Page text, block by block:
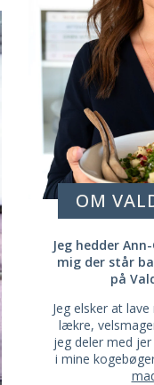
OM
Jeg hedder
mig der står
på
Jeg elsker at
lækre,
jeg deler med
i mine